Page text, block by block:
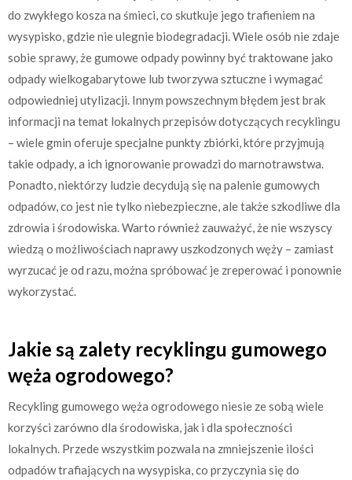
do zwykłego kosza na śmieci, co skutkuje jego trafieniem na
wysypisko, gdzie nie ulegnie biodegradacji. Wiele osób nie zdaje
sobie sprawy, że gumowe odpady powinny być traktowane jako
odpady wielkogabarytowe lub tworzywa sztuczne i wymagać
odpowiedniej utylizacji. Innym powszechnym błędem jest brak
informacji na temat lokalnych przepisów dotyczących recyklingu
– wiele gmin oferuje specjalne punkty zbiórki, które przyjmują
takie odpady, a ich ignorowanie prowadzi do marnotrawstwa.
Ponadto, niektórzy ludzie decydują się na palenie gumowych
odpadów, co jest nie tylko niebezpieczne, ale także szkodliwe dla
zdrowia i środowiska. Warto również zauważyć, że nie wszyscy
wiedzą o możliwościach naprawy uszkodzonych węży – zamiast
wyrzucać je od razu, można spróbować je zreperować i ponownie
wykorzystać.
Jakie są zalety recyklingu gumowego
węża ogrodowego?
Recykling gumowego węża ogrodowego niesie ze sobą wiele
korzyści zarówno dla środowiska, jak i dla społeczności
lokalnych. Przede wszystkim pozwala na zmniejszenie ilości
odpadów trafiających na wysypiska, co przyczynia się do